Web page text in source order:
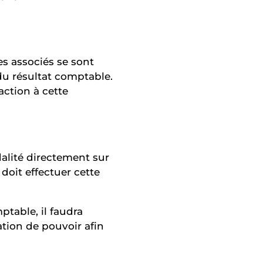
associés se sont
résultat comptable.
à cette
directement sur
doit effectuer cette
il faudra
de pouvoir afin